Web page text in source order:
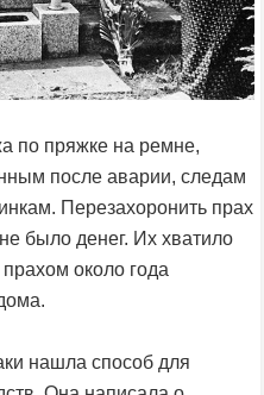
по пряжке на ремне,
после аварии, следам
Перезахоронить прах
было денег. Их хватило
около года
нашла способ для